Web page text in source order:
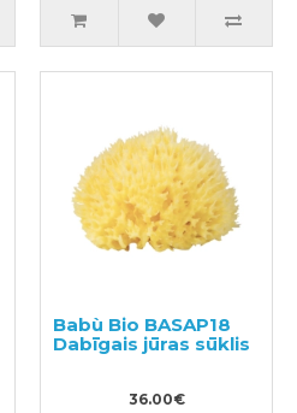
Babù Bio BASAP18
Dabīgais jūras sūklis
36.00€